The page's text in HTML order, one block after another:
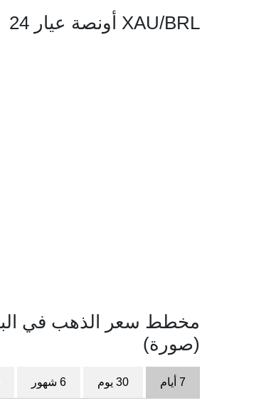
XAU/BRL أونصة عيار 24
(صورة)
7 أيام 30 يوم 6 شهور